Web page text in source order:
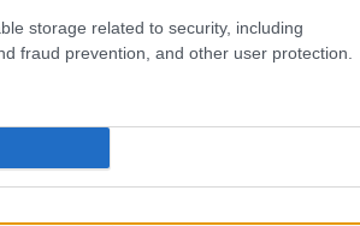
storage related to security, including
fraud prevention, and other user protection.
y diversificar sus carteras.
respaldado por unos